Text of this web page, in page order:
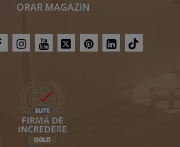
ORAR MAGAZIN